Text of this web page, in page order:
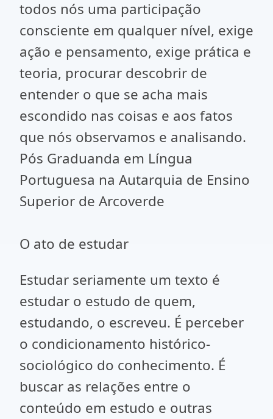
todos nós uma participação
consciente em qualquer nível, exige
ação e pensamento, exige prática e
teoria, procurar descobrir de
entender o que se acha mais
escondido nas coisas e aos fatos
que nós observamos e analisando.
Pós Graduanda em Língua
Portuguesa na Autarquia de Ensino
Superior de Arcoverde
O ato de estudar
Estudar seriamente um texto é
estudar o estudo de quem,
estudando, o escreveu. É perceber
o condicionamento histórico-
sociológico do conhecimento. É
buscar as relações entre o
conteúdo em estudo e outras